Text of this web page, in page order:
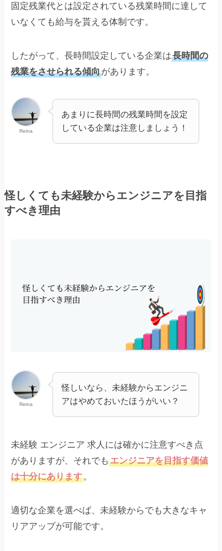
固定残業代とは設定されている残業時間に達して
いなくても給与を貰える体制です。
したがって、長時間設定している企業は長時間の
残業をさせられる傾向があります。
Reina
あまりに長時間の残業時間を設定
している企業は注意しましょう！
怪しくても未経験からエンジニアを目指
すべき理由
Reina
怪しいなら、未経験からエンジニ
アはやめておいたほうがいい？
未経験 エンジニア 求人には確かに注意すべき点
がありますが、それでもエンジニアを目指す価値
は十分にあります。
適切な企業を選べば、未経験からでも大きなキャ
リアアップが可能です。